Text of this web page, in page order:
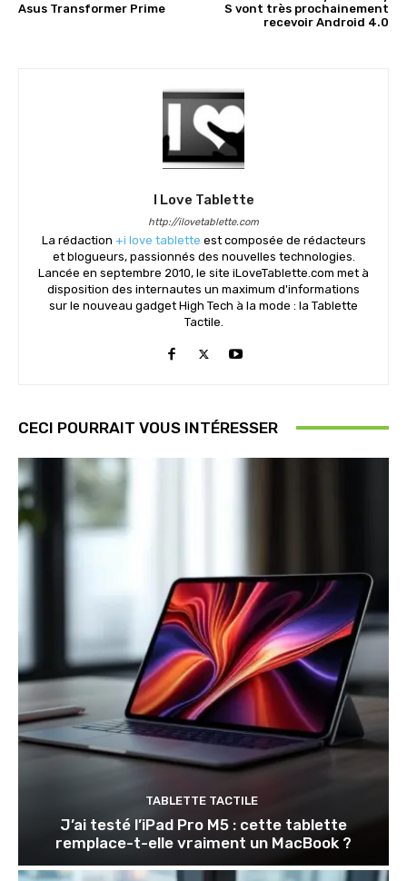
Asus Transformer Prime
S vont très prochainement
recevoir Android 4.0
I Love Tablette
http://ilovetablette.com
La rédaction +i love tablette est composée de rédacteurs
et blogueurs, passionnés des nouvelles technologies.
Lancée en septembre 2010, le site iLoveTablette.com met à
disposition des internautes un maximum d'informations
sur le nouveau gadget High Tech à la mode : la Tablette
Tactile.
CECI POURRAIT VOUS INTÉRESSER
TABLETTE TACTILE
J’ai testé l’iPad Pro M5 : cette tablette
remplace-t-elle vraiment un MacBook ?